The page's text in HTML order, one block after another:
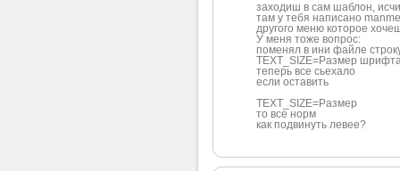
заходиш в сам шаблон,
там у тебя написано
другого меню которое
У меня тоже вопрос:
поменял в ини файле
TEXT_SIZE=Размер
теперь все сьехало
если оставить
TEXT_SIZE=Размер
то все норм
как подвинуть левее?